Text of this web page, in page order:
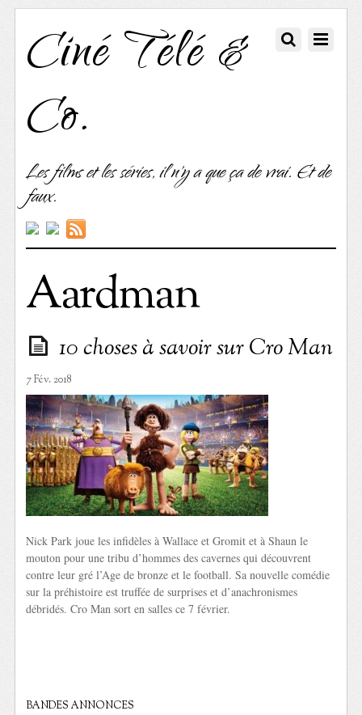
Ciné Télé &
Co.
Les films et les séries, il n'y a que ça de vrai. Et de
faux.
Aardman
10 choses à savoir sur Cro Man
7 Fév. 2018
Nick Park joue les infidèles à Wallace et Gromit et à Shaun le
mouton pour une tribu d’hommes des cavernes qui découvrent
contre leur gré l’Age de bronze et le football. Sa nouvelle comédie
sur la préhistoire est truffée de surprises et d’anachronismes
débridés. Cro Man sort en salles ce 7 février.
BANDES ANNONCES